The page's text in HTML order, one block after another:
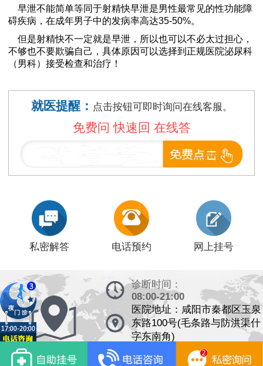
早泄不能简单等同于射精快早泄是男性最常见的性功能障
碍疾病，在成年男子中的发病率高达35-50%。
但是射精快不一定就是早泄，所以也可以不必太过担心，
不够也不要欺骗自己，具体原因可以选择到正规医院泌尿科
（男科）接受检查和治疗！
就医提醒： 点击按钮可即时询问在线客服。
免费问 快速回 在线答
私密解答 电话预约 网上挂号
诊断时间：
08:00-21:00
医院地址：咸阳市秦都区玉泉
东路100号(毛条路与防洪渠什
字东南角)